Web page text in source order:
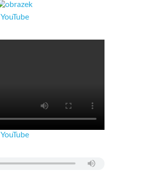
YouTube
YouTube